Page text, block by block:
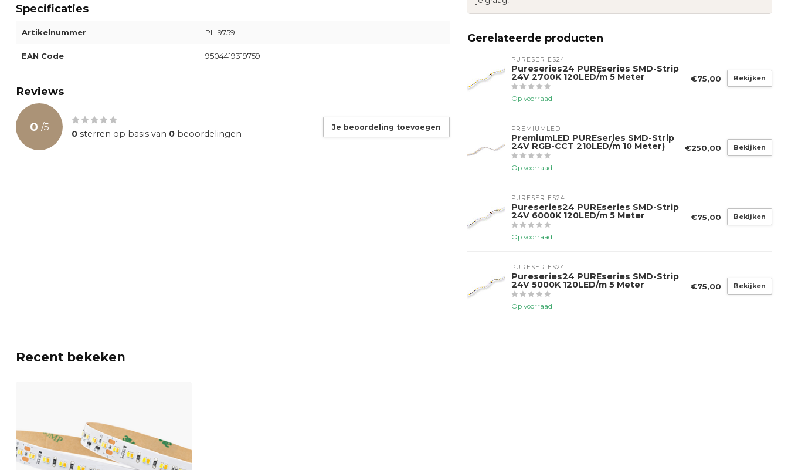
Specificaties
Artikelnummer PL-9759
EAN Code 9504419319759
Reviews
0 /5
0 sterren op basis van 0 beoordelingen
Je beoordeling toevoegen
Gerelateerde producten
PURESERIES24
Pureseries24 PUREseries SMD-Strip
24V 2700K 120LED/m 5 Meter
Op voorraad
€75,00 Bekijken
PREMIUMLED
PremiumLED PUREseries SMD-Strip
24V RGB-CCT 210LED/m 10 Meter)
Op voorraad
€250,00 Bekijken
PURESERIES24
Pureseries24 PUREseries SMD-Strip
24V 6000K 120LED/m 5 Meter
Op voorraad
€75,00 Bekijken
PURESERIES24
Pureseries24 PUREseries SMD-Strip
24V 5000K 120LED/m 5 Meter
Op voorraad
€75,00 Bekijken
Recent bekeken